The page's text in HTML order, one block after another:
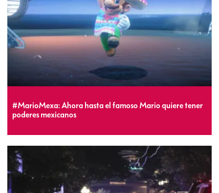
#MarioMexa: Ahora hasta el famoso Mario quiere tener
poderes mexicanos